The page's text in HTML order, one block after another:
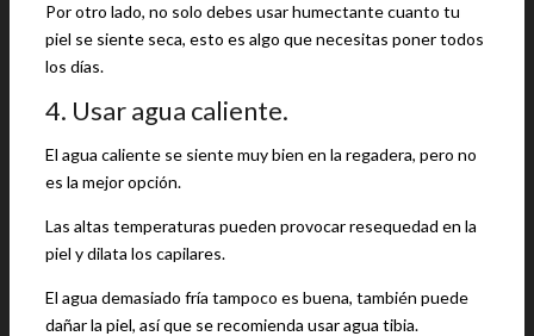
Por otro lado, no solo debes usar humectante cuanto tu
piel se siente seca, esto es algo que necesitas poner todos
los días.
4. Usar agua caliente.
El agua caliente se siente muy bien en la regadera, pero no
es la mejor opción.
Las altas temperaturas pueden provocar resequedad en la
piel y dilata los capilares.
El agua demasiado fría tampoco es buena, también puede
dañar la piel, así que se recomienda usar agua tibia.